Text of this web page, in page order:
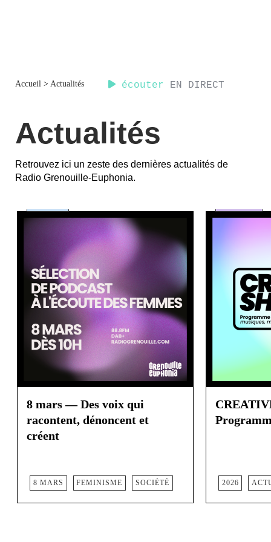
écouter EN DIRECT
Accueil > Actualités
Actualités
Retrouvez ici un zeste des dernières actualités de
Radio Grenouille-Euphonia.
8 mars — Des voix qui
racontent, dénoncent et
créent
8 MARS FEMINISME SOCIÉTÉ 2026